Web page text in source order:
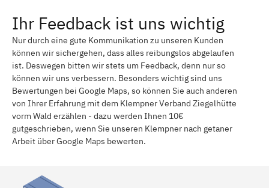
Ihr Feedback ist uns wichtig
Nur durch eine gute Kommunikation zu unseren Kunden
können wir sichergehen, dass alles reibungslos abgelaufen
ist. Deswegen bitten wir stets um Feedback, denn nur so
können wir uns verbessern. Besonders wichtig sind uns
Bewertungen bei Google Maps, so können Sie auch anderen
von Ihrer Erfahrung mit dem Klempner Verband Ziegelhütte
vorm Wald erzählen - dazu werden Ihnen 10€
gutgeschrieben, wenn Sie unseren Klempner nach getaner
Arbeit über Google Maps bewerten.